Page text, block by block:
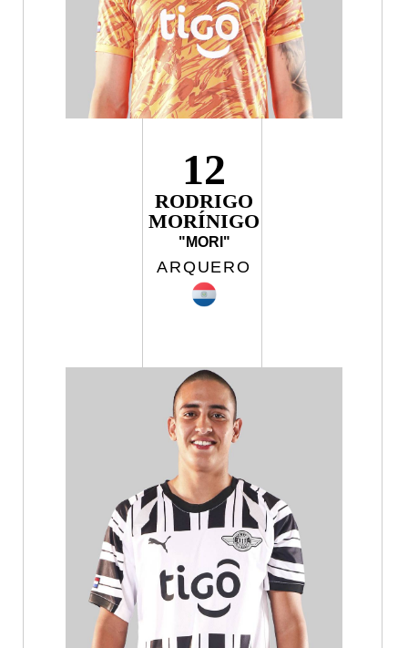
12
RODRIGO
MORÍNIGO
"MORI"
ARQUERO